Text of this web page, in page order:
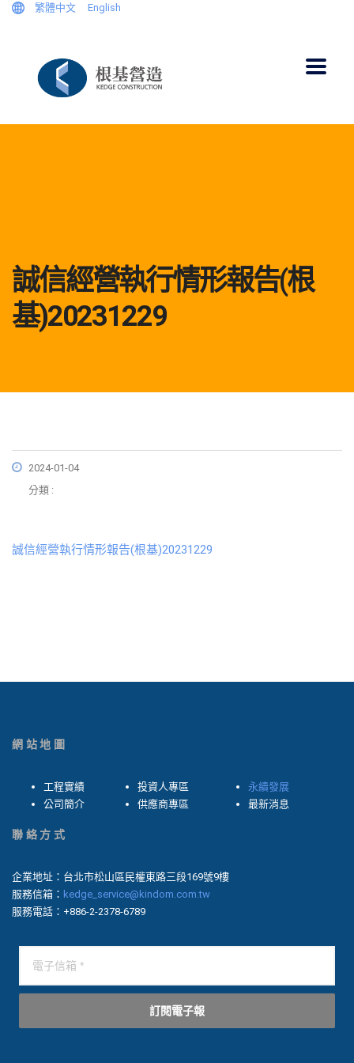
繁體中文 English
誠信經營執行情形報告(根
基)20231229
2024-01-04
分類 :
誠信經營執行情形報告(根基)20231229
網站地圖
工程實績
公司簡介
投資人專區
供應商專區
永續發展
最新消息
聯絡方式
企業地址：台北市松山區民權東路三段169號9樓
服務信箱： kedge_service@kindom.com.tw
服務電話：+886-2-2378-6789
訂閱電子報